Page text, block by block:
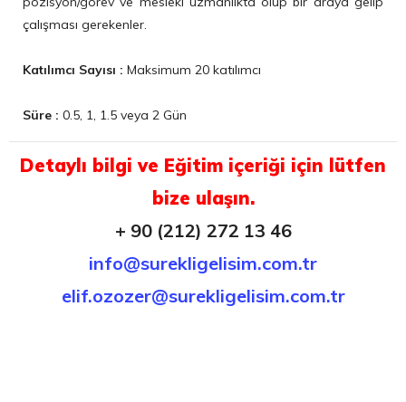
çalışması gerekenler.
Katılımcı Sayısı : Maksimum 20 katılımcı
Süre : 0.5, 1, 1.5 veya 2 Gün
Detaylı bilgi ve Eğitim içeriği için lütfen
bize ulaşın.
+ 90 (212) 272 13 46
info@surekligelisim.com.tr
elif.ozozer@surekligelisim.com.tr